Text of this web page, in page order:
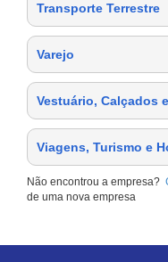
Transporte Terrestre
Varejo
Vestuário, Calçados
Viagens, Turismo e
Não encontrou a empresa?
de uma nova empresa